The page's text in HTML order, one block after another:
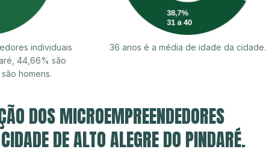
individuais
44,66% são
homens.
36 anos é a média de idade da cidade.
DOS MICROEMPREENDEDORES
DE ALTO ALEGRE DO PINDARÉ.